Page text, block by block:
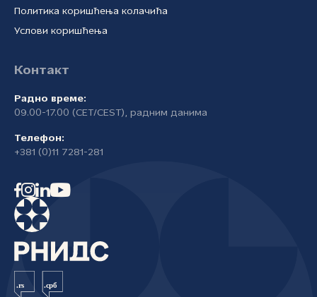
Политика коришћења колачића
Услови коришћења
Контакт
Радно време:
09.00-17.00 (CET/CEST), радним данима
Телефон:
+381 (0)11 7281-281